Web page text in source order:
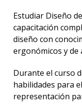
Estudiar Diseño
capacitación
diseño con
ergonómicos y de
Durante el curso
habilidades para
representación